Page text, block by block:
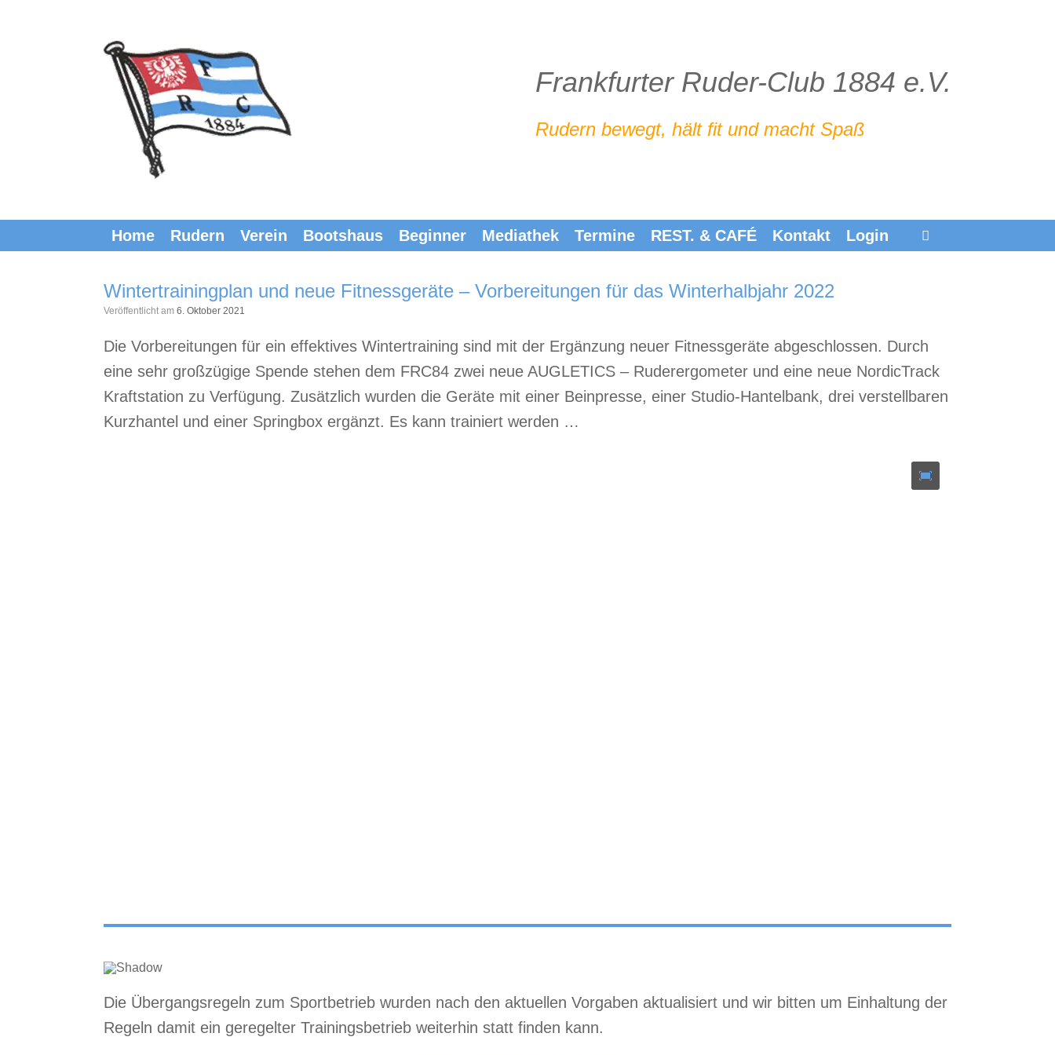
Frankfurter Ruder-Club 1884 e.V.
Rudern bewegt, hält fit und macht Spaß
Home Rudern Verein Bootshaus Beginner Mediathek Termine REST. & CAFÉ Kontakt Login
Wintertrainingplan und neue Fitnessgeräte – Vorbereitungen für das Winterhalbjahr 2022
Veröffentlicht am 6. Oktober 2021
Die Vorbereitungen für ein effektives Wintertraining sind mit der Ergänzung neuer Fitnessgeräte abgeschlossen. Durch
eine sehr großzügige Spende stehen dem FRC84 zwei neue AUGLETICS – Ruderergometer und eine neue NordicTrack
Kraftstation zu Verfügung. Zusätzlich wurden die Geräte mit einer Beinpresse, einer Studio-Hantelbank, drei verstellbaren
Kurzhantel und einer Springbox ergänzt. Es kann trainiert werden …
Die Übergangsregeln zum Sportbetrieb wurden nach den aktuellen Vorgaben aktualisiert und wir bitten um Einhaltung der
Regeln damit ein geregelter Trainingsbetrieb weiterhin statt finden kann.